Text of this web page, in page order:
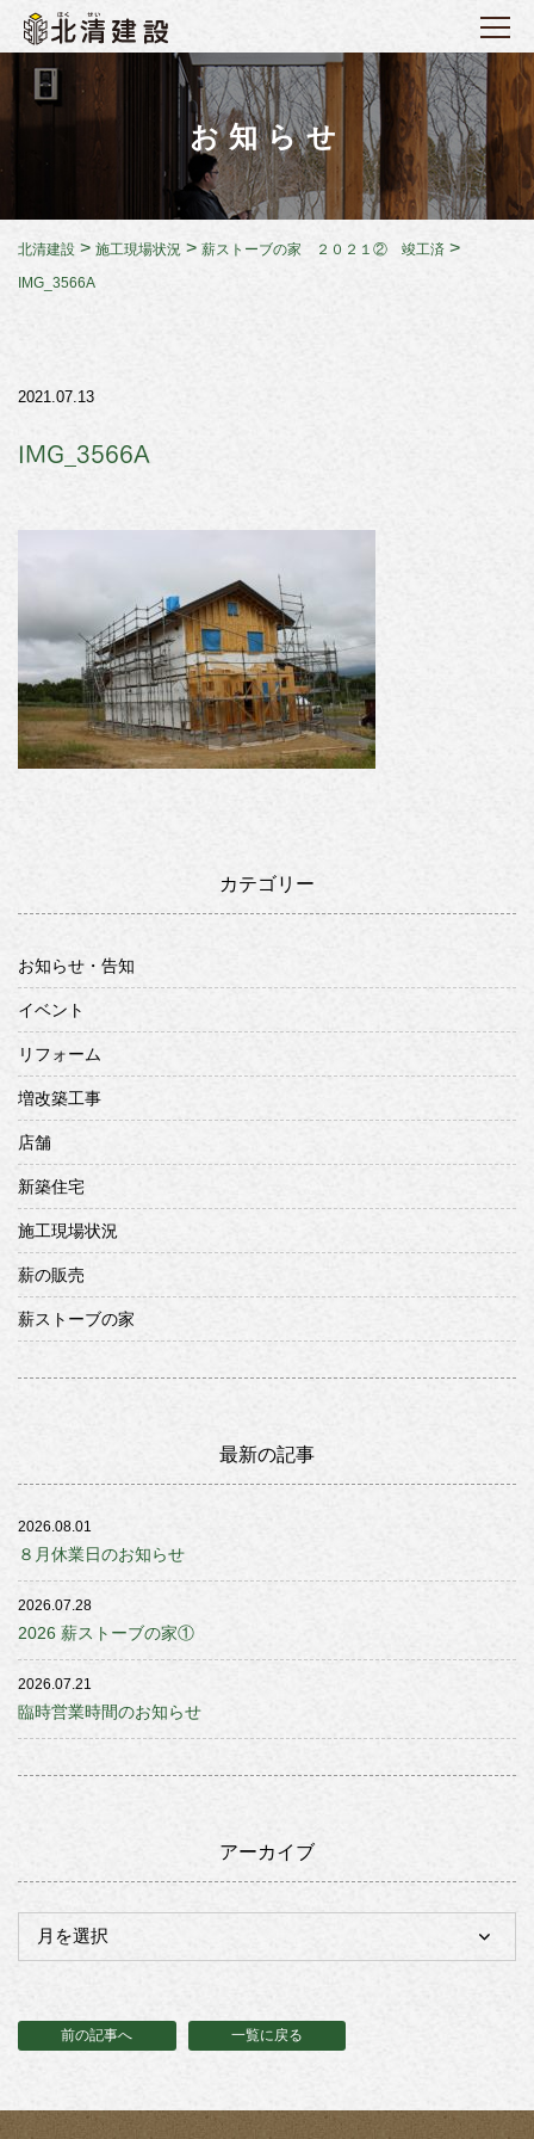
お知らせ
北清建設 > 施工現場状況 > 薪ストーブの家 ２０２１② 竣工済 >
IMG_3566A
2021.07.13
IMG_3566A
カテゴリー
お知らせ・告知
イベント
リフォーム
増改築工事
店舗
新築住宅
施工現場状況
薪の販売
薪ストーブの家
最新の記事
2026.08.01
８月休業日のお知らせ
2026.07.28
2026 薪ストーブの家①
2026.07.21
臨時営業時間のお知らせ
アーカイブ
前の記事へ 一覧に戻る